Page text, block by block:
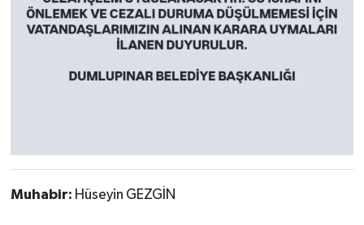
Muhabir: Hüseyin GEZGİN